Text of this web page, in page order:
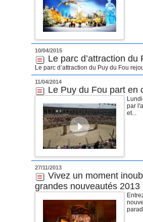
10/04/2015
Le parc d’attraction
Le parc d’attraction du Puy du Fou
11/04/2014
Le Puy du Fou part en
par
et...
27/11/2013
Vivez un moment
grandes nouveautés 2013